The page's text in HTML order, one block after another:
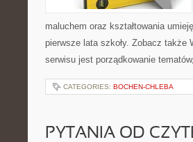
maluchem oraz kształtowania
pierwsze lata szkoły. Zobacz także
serwisu jest porządkowanie
CATEGORIES: BOCHEN-CHLEBA
PYTANIA OD